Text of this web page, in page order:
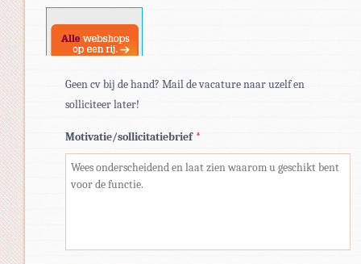
docx.
Geen cv bij de hand? Mail de vacature naar uzelf en
solliciteer later!
Motivatie/sollicitatiebrief *